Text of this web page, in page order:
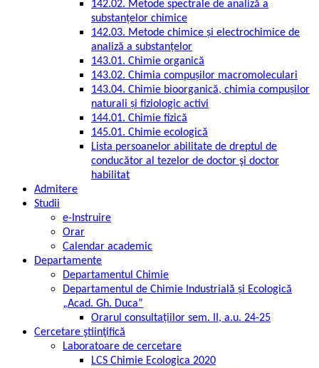
142.02. Metode spectrale de analiză a
substanțelor chimice
142.03. Metode chimice și electrochimice de
analiză a substanțelor
143.01. Chimie organică
143.02. Chimia compușilor macromoleculari
143.04. Chimie bioorganică, chimia compușilor
naturali și fiziologic activi
144.01. Chimie fizică
145.01. Chimie ecologică
Lista persoanelor abilitate de dreptul de
conducător al tezelor de doctor şi doctor
habilitat
Admitere
Studii
e-Instruire
Orar
Calendar academic
Departamente
Departamentul Chimie
Departamentul de Chimie Industrială și Ecologică
„Acad. Gh. Duca”
Orarul consultațiilor sem. II, a.u. 24-25
Cercetare ştiinţifică
Laboratoare de cercetare
LCS Chimie Ecologica 2020